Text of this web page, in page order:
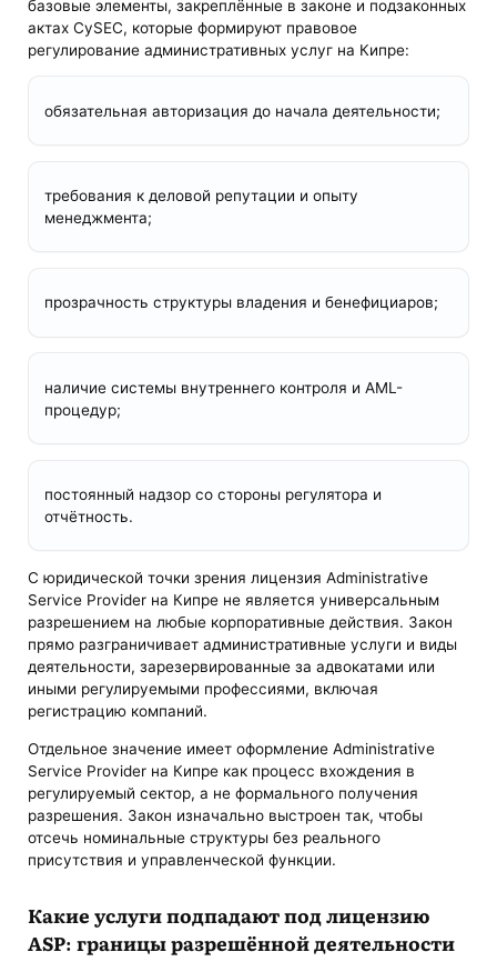
базовые элементы, закреплённые в законе и подзаконных
актах CySEC, которые формируют правовое
регулирование административных услуг на Кипре:
обязательная авторизация до начала деятельности;
требования к деловой репутации и опыту
менеджмента;
прозрачность структуры владения и бенефициаров;
наличие системы внутреннего контроля и AML-
процедур;
постоянный надзор со стороны регулятора и
отчётность.
С юридической точки зрения лицензия Administrative
Service Provider на Кипре не является универсальным
разрешением на любые корпоративные действия. Закон
прямо разграничивает административные услуги и виды
деятельности, зарезервированные за адвокатами или
иными регулируемыми профессиями, включая
регистрацию компаний.
Отдельное значение имеет оформление Administrative
Service Provider на Кипре как процесс вхождения в
регулируемый сектор, а не формального получения
разрешения. Закон изначально выстроен так, чтобы
отсечь номинальные структуры без реального
присутствия и управленческой функции.
Какие услуги подпадают под лицензию
ASP: границы разрешённой деятельности